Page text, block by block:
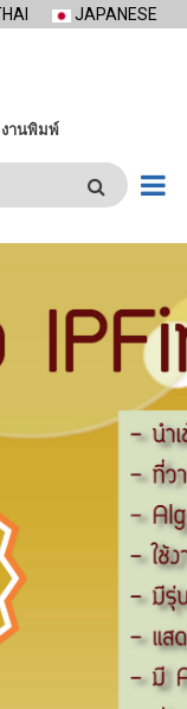
JAPANESE
งานพิมพ์